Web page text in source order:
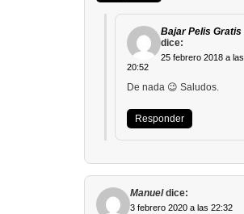
Bajar Pelis Gratis
dice:
25 febrero 2018 a las
20:52
De nada 😉 Saludos.
Responder
Manuel dice:
3 febrero 2020 a las 22:32